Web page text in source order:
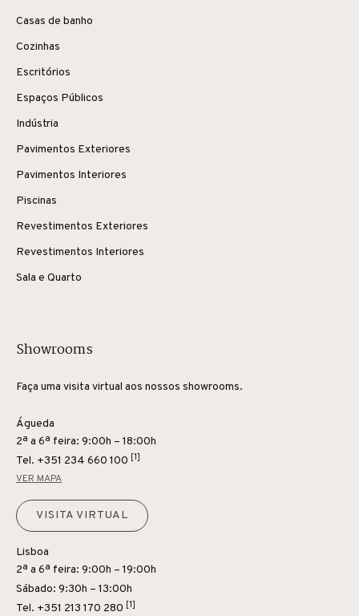
Casas de banho
Cozinhas
Escritórios
Espaços Públicos
Indústria
Pavimentos Exteriores
Pavimentos Interiores
Piscinas
Revestimentos Exteriores
Revestimentos Interiores
Sala e Quarto
Showrooms
Faça uma visita virtual aos nossos showrooms.
Águeda
2ª a 6ª feira: 9:00h – 18:00h
Tel. +351 234 660 100 [1]
VER MAPA
VISITA VIRTUAL
Lisboa
2ª a 6ª feira: 9:00h – 19:00h
Sábado: 9:30h – 13:00h
Tel. +351 213 170 280 [1]